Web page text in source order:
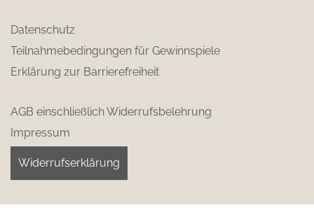
Datenschutz
Teilnahmebedingungen für Gewinnspiele
Erklärung zur Barrierefreiheit
AGB einschließlich Widerrufsbelehrung
Impressum
Widerrufserklärung